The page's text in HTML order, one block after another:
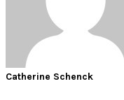
Catherine Schenck